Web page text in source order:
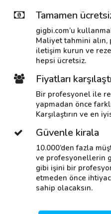
Tamamen
gigbi.com’u
Maliyet tahmini
iletişim kurun ve
hepsi ücretsiz.
Fiyatları
Bir profesyonel ile
yapmadan önce
Karşılaştırın ve en
Güvenle kirala
10.000’den fazla
ve profesyonellerin
gibi işini bir
etmeden önce
sahip olacaksın.